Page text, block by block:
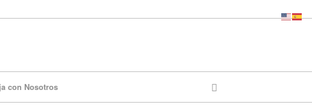
con Nosotros